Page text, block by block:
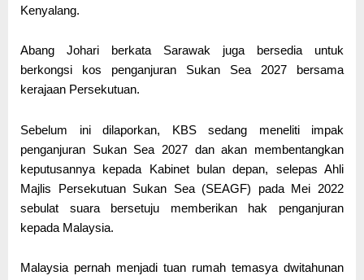
Kenyalang.
Abang Johari berkata Sarawak juga bersedia untuk
berkongsi kos penganjuran Sukan Sea 2027 bersama
kerajaan Persekutuan.
Sebelum ini dilaporkan, KBS sedang meneliti impak
penganjuran Sukan Sea 2027 dan akan membentangkan
keputusannya kepada Kabinet bulan depan, selepas Ahli
Majlis Persekutuan Sukan Sea (SEAGF) pada Mei 2022
sebulat suara bersetuju memberikan hak penganjuran
kepada Malaysia.
Malaysia pernah menjadi tuan rumah temasya dwitahunan